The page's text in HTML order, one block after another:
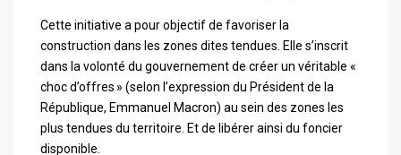
Cette initiative a pour objectif defavoriser la
construction dans les zones dites tendues. Elle s’inscrit
dans la volonté du gouvernement de créer un véritable «
choc d’offres » (selon l’expression du Président de la
République, Emmanuel Macron) au sein des zones les
plus tendues du territoire. Et de libérer ainsi du foncier
disponible.